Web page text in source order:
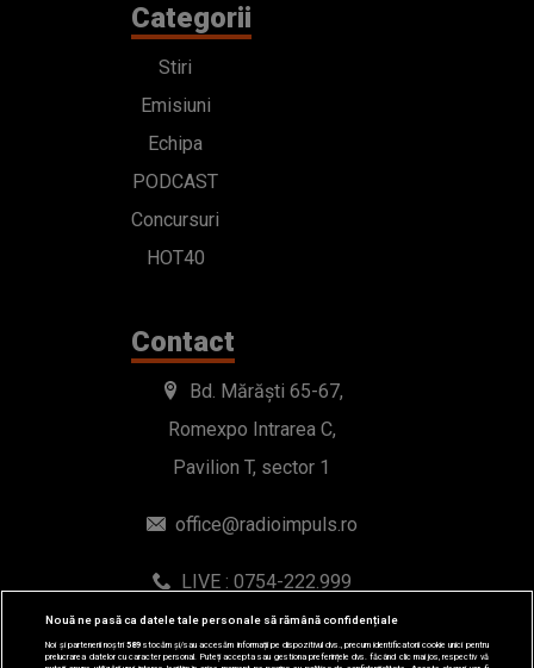
Categorii
Stiri
Emisiuni
Echipa
PODCAST
Concursuri
HOT40
Contact
Bd. Mărăști 65-67,
Romexpo Intrarea C,
Pavilion T, sector 1
office@radioimpuls.ro
LIVE : 0754-222.999
WhatsApp: 0754-222.999
Nouă ne pasă ca datele tale personale să rămână confidențiale
Noi și partenerii noștri589stocăm și/sau accesăm informații pe dispozitivul dvs., precum identificatorii cookie unici pentru
prelucrarea datelor cu caracter personal. Puteți accepta sau gestiona preferințele dvs. făcând clic mai jos, respectiv vă